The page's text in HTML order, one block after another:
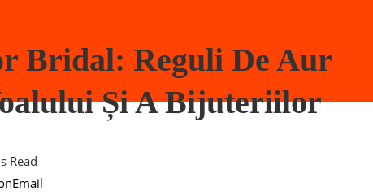
Bridal: Reguli De Aur
Și A Bijuteriilor
Read
Email